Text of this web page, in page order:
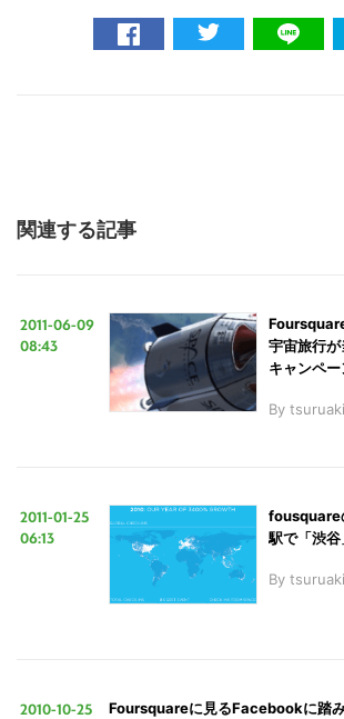
関連する記事
2011-06-09
08:43
宇宙旅行
キャンペー
By tsuruaki
2011-01-25
06:13
fousquare
駅で「渋谷
By tsuruaki
2010-10-25
Foursquareに見るFacebookに踏